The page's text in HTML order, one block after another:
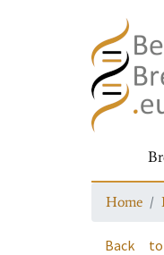
Home
Back